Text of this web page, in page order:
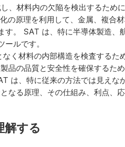
、材料内の欠陥を検出するため
の原理を利用して、金属、複合
。 SAT は、特に半導体製造、
ルです。
く材料の内部構造を検査するた
品の品​​質と安全性を確保するた
は、特に従来の方法では見えな
る原理、その仕組み、利点、応
解する